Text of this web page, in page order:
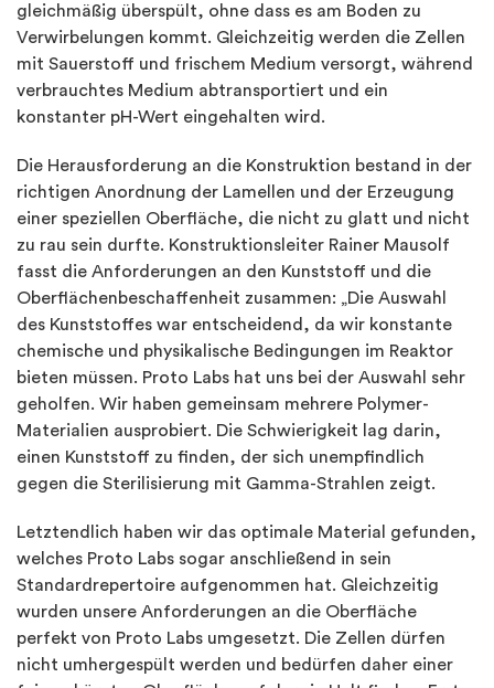
gleichmäßig überspült, ohne dass es am Boden zu
Verwirbelungen kommt. Gleichzeitig werden die Zellen
mit Sauerstoff und frischem Medium versorgt, während
verbrauchtes Medium abtransportiert und ein
konstanter pH-Wert eingehalten wird.
Die Herausforderung an die Konstruktion bestand in der
richtigen Anordnung der Lamellen und der Erzeugung
einer speziellen Oberfläche, die nicht zu glatt und nicht
zu rau sein durfte. Konstruktionsleiter Rainer Mausolf
fasst die Anforderungen an den Kunststoff und die
Oberflächenbeschaffenheit zusammen: „Die Auswahl
des Kunststoffes war entscheidend, da wir konstante
chemische und physikalische Bedingungen im Reaktor
bieten müssen. Proto Labs hat uns bei der Auswahl sehr
geholfen. Wir haben gemeinsam mehrere Polymer-
Materialien ausprobiert. Die Schwierigkeit lag darin,
einen Kunststoff zu finden, der sich unempfindlich
gegen die Sterilisierung mit Gamma-Strahlen zeigt.
Letztendlich haben wir das optimale Material gefunden,
welches Proto Labs sogar anschließend in sein
Standardrepertoire aufgenommen hat. Gleichzeitig
wurden unsere Anforderungen an die Oberfläche
perfekt von Proto Labs umgesetzt. Die Zellen dürfen
nicht umhergespült werden und bedürfen daher einer